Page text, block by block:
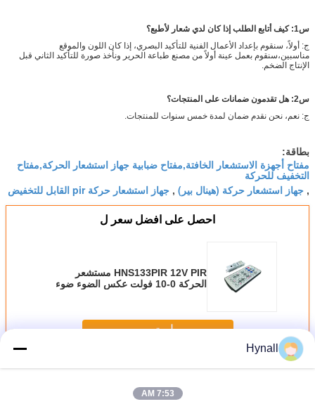
س1: كيف أتابع الطلب إذا كان لدي شعار لأطبع؟
ج: أولاً، سنقوم بإعداد الأعمال الفنية للتأكيد البصري، إذا كان اللون والموقع
مناسبين،سنقوم بعمل عينة أولاً من مصنع طباعة الحرير ونأخذ صورة للتأكيد الثاني قبل
الإنتاج الضخم.
س2: هل تقدمون ضمانات على المنتجات؟
ج: نعم، نحن نقدم ضمان لمدة خمس سنوات للمنتجات.
بطاقة:
مفتاح أجهزة الاستشعار الخافتة,مفتاح ضبابية جهاز استشعار الحركة,مفتاح
التخفيف للحركة
, جهاز استشعار حركة (هينال بير) , جهاز استشعار حركة pir القابل للتخفيض
احصل على افضل سعر ل
HNS133PIR 12V PIR مستشعر
الحركة 0-10 فولت عكس الضوء ضوء
استمر
أكثرجهاز استشعار الحركة عكس الضوء
Hynall
7:53 AM